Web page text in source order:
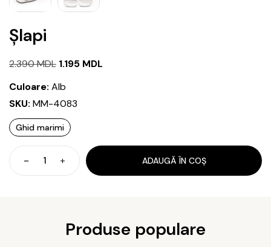
Șlapi
2.390MDL Prețul
2.390 MDL.
1.195 MDL
Culoare: Alb
SKU: MM-4083
Ghid marimi
Cantitate
Șlapi
ADAUGĂ ÎN COȘ
Produse populare